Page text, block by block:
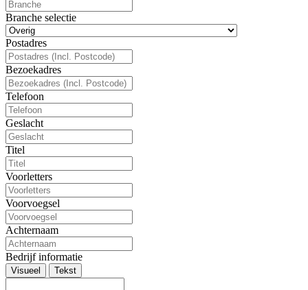
Branche selectie
Postadres
Bezoekadres
Telefoon
Geslacht
Titel
Voorletters
Voorvoegsel
Achternaam
Bedrijf informatie
Visueel Tekst